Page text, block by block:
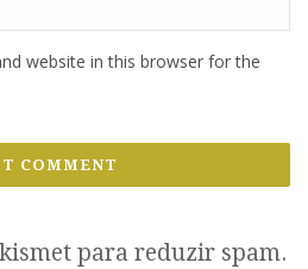
website in this browser for the
para reduzir spam.